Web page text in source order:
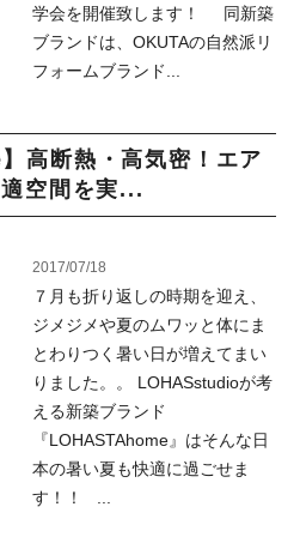
学会を開催致します！ 同新築
ブランドは、OKUTAの自然派リ
フォームブランド...
高断熱・高気密！エア
空間を実...
2017/07/18
７月も折り返しの時期を迎え、
ジメジメや夏のムワッと体にま
とわりつく暑い日が増えてまい
りました。。 LOHASstudioが考
える新築ブランド
『LOHASTAhome』はそんな日
本の暑い夏も快適に過ごせま
す！！ ...